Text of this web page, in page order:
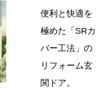
便利と快適を
極めた「SRカ
バー工法」の
リフォーム玄
関ドア。